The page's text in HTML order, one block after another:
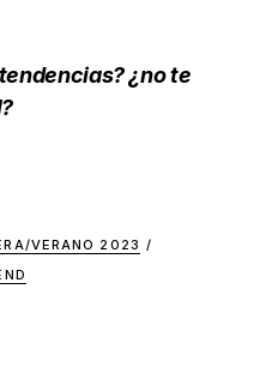
¿no te
VERANO 2023 /